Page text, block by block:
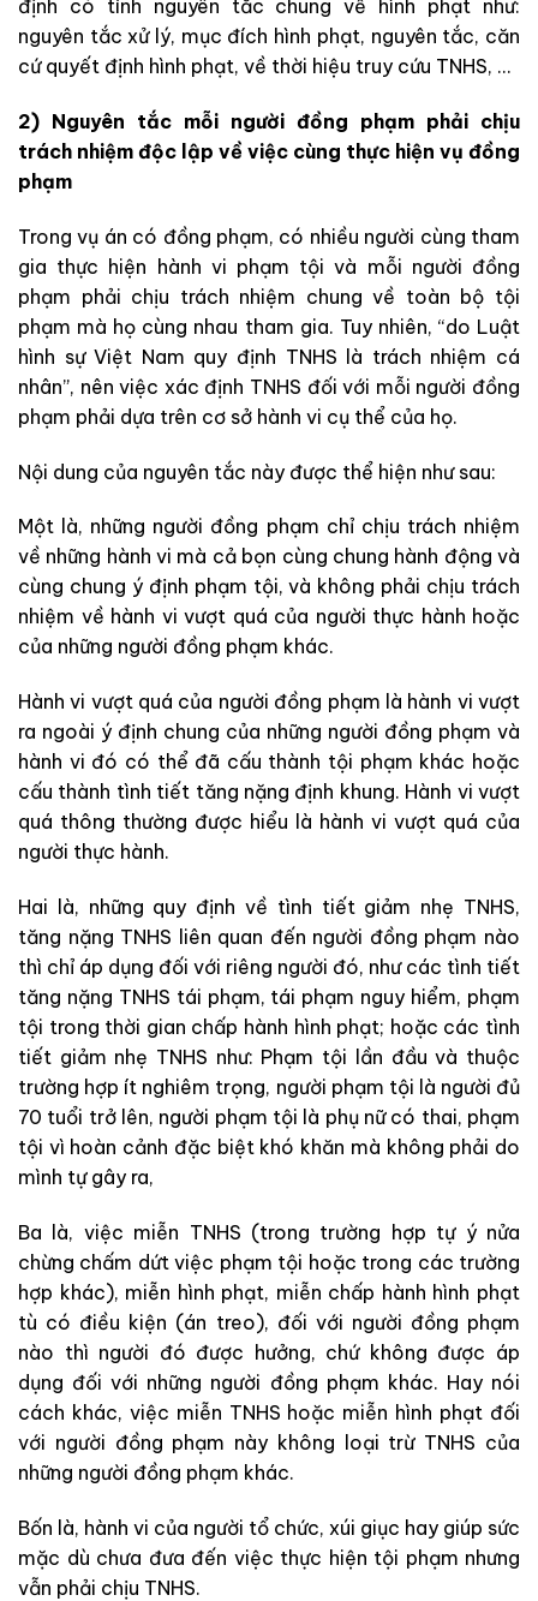
định có tính nguyên tắc chung về hình phạt như:
nguyên tắc xử lý, mục đích hình phạt, nguyên tắc, căn
cứ quyết định hình phạt, về thời hiệu truy cứu TNHS, …
2) Nguyên tắc mỗi người đồng phạm phải chịu
trách nhiệm độc lập về việc cùng thực hiện vụ đồng
phạm
Trong vụ án có đồng phạm, có nhiều người cùng tham
gia thực hiện hành vi phạm tội và mỗi người đồng
phạm phải chịu trách nhiệm chung về toàn bộ tội
phạm mà họ cùng nhau tham gia. Tuy nhiên, “do Luật
hình sự Việt Nam quy định TNHS là trách nhiệm cá
nhân”, nên việc xác định TNHS đối với mỗi người đồng
phạm phải dựa trên cơ sở hành vi cụ thể của họ.
Nội dung của nguyên tắc này được thể hiện như sau:
Một là, những người đồng phạm chỉ chịu trách nhiệm
về những hành vi mà cả bọn cùng chung hành động và
cùng chung ý định phạm tội, và không phải chịu trách
nhiệm về hành vi vượt quá của người thực hành hoặc
của những người đồng phạm khác.
Hành vi vượt quá của người đồng phạm là hành vi vượt
ra ngoài ý định chung của những người đồng phạm và
hành vi đó có thể đã cấu thành tội phạm khác hoặc
cấu thành tình tiết tăng nặng định khung. Hành vi vượt
quá thông thường được hiểu là hành vi vượt quá của
người thực hành.
Hai là, những quy định về tình tiết giảm nhẹ TNHS,
tăng nặng TNHS liên quan đến người đồng phạm nào
thì chỉ áp dụng đối với riêng người đó, như các tình tiết
tăng nặng TNHS tái phạm, tái phạm nguy hiểm, phạm
tội trong thời gian chấp hành hình phạt; hoặc các tình
tiết giảm nhẹ TNHS như: Phạm tội lần đầu và thuộc
trường hợp ít nghiêm trọng, người phạm tội là người đủ
70 tuổi trở lên, người phạm tội là phụ nữ có thai, phạm
tội vì hoàn cảnh đặc biệt khó khăn mà không phải do
mình tự gây ra,
Ba là, việc miễn TNHS (trong trường hợp tự ý nửa
chừng chấm dứt việc phạm tội hoặc trong các trường
hợp khác), miễn hình phạt, miễn chấp hành hình phạt
tù có điều kiện (án treo), đối với người đồng phạm
nào thì người đó được hưởng, chứ không được áp
dụng đối với những người đồng phạm khác. Hay nói
cách khác, việc miễn TNHS hoặc miễn hình phạt đối
với người đồng phạm này không loại trừ TNHS của
những người đồng phạm khác.
Bốn là, hành vi của người tổ chức, xúi giục hay giúp sức
mặc dù chưa đưa đến việc thực hiện tội phạm nhưng
vẫn phải chịu TNHS.